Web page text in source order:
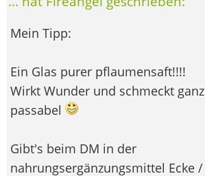
Mein Tipp:
Ein Glas purer pflaumensaft!!!!
Wirkt Wunder und schmeckt ganz
passabel
Gibt's beim DM in der
nahrungsergänzungsmittel Ecke /